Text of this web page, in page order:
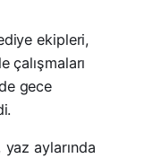
ekipleri,
çalışmaları
gece
aylarında